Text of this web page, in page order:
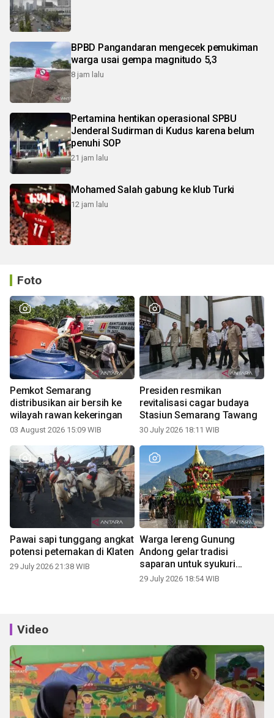
BPBD Pangandaran mengecek pemukiman
warga usai gempa magnitudo 5,3
8 jam lalu
Pertamina hentikan operasional SPBU
Jenderal Sudirman di Kudus karena belum
penuhi SOP
21 jam lalu
Mohamed Salah gabung ke klub Turki
12 jam lalu
Foto
Pemkot Semarang
distribusikan air bersih ke
wilayah rawan kekeringan
03 August 2026 15:09 WIB
Presiden resmikan
revitalisasi cagar budaya
Stasiun Semarang Tawang
30 July 2026 18:11 WIB
Pawai sapi tunggang angkat
potensi peternakan di Klaten
29 July 2026 21:38 WIB
Warga lereng Gunung
Andong gelar tradisi
saparan untuk syukuri
panen
29 July 2026 18:54 WIB
Video